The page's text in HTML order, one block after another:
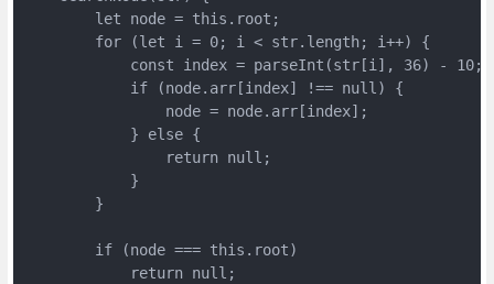
        let node = this.root;
        for (let i = 0; i < str.length; i++) {
            const index = parseInt(str[i], 36) - 10;
            if (node.arr[index] !== null) {
                node = node.arr[index];
            } else {
                return null;
            }
        }
        if (node === this.root)
            return null;